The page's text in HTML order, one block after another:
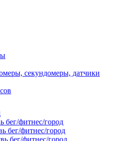
секундомеры, датчики
бег/фитнес/город
бег/фитнес/город